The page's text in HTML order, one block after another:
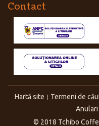
Contact
Hartă site Termeni de
Anulari
© 2018 Tchibo